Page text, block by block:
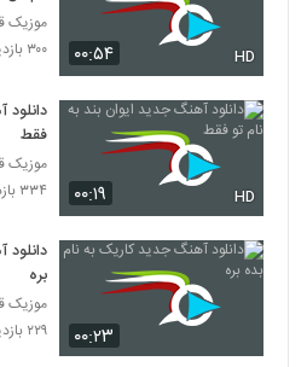
5362
دانلود آهنگ
۲۴۳ بازدید
5363
آهنگ مسند
۱۹۴ بازدید
آهنگ رضا
۰۰:۵۴ HD
موزیک
۳۰۰ بازدید
۰۰:۱۹ HD
فقط
موزیک
۳۳۴ بازدید
۰۰:۲۳
بره
موزیک
۲۲۹ بازدید